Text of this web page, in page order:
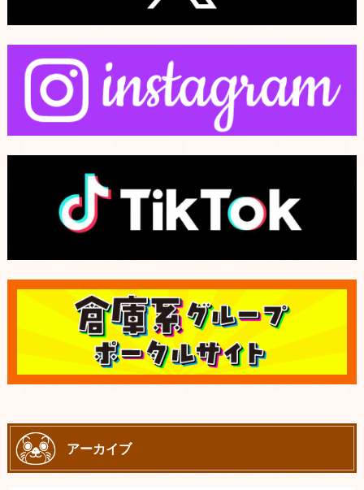
アーカイブ